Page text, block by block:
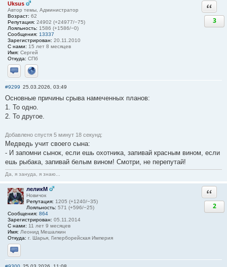
Uksus
Автор темы, Администратор
Возраст: 62
Репутация: 24902 (+24977/−75)
Лояльность: 1586 (+1586/−0)
Сообщения: 13337
Зарегистрирован: 20.11.2010
С нами: 15 лет 8 месяцев
Имя: Сергей
Откуда: СПб
Отправить личное сообщение
Сайт
3
#9299 25.03.2026, 03:49
Основные причины срыва намеченных планов:
1. То одно.
2. То другое.
Добавлено спустя 5 минут 18 секунд:
Медведь учит своего сына:
- И запомни сынок, если ешь охотника, запивай красным вином, если
ешь рыбака, запивай белым вином! Смотри, не перепутай!
Да, я зануда, я знаю...
леликМ
Новичок
Репутация: 1205 (+1240/−35)
Лояльность: 571 (+596/−25)
Сообщения: 864
Зарегистрирован: 05.11.2014
С нами: 11 лет 9 месяцев
Имя: Леонид Мешалкин
Откуда: г. Шарья, Гиперборейская Империя
Отправить личное сообщение
2